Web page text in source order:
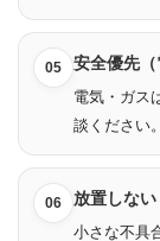
05 安全優先（
電気・ガス
談ください。
06 放置しない
小さな不具